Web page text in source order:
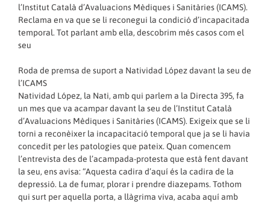
l’Institut Català d’Avaluacions Mèdiques i Sanitàries (ICAMS).
Reclama en va que se li reconegui la condició d’incapacitada
temporal. Tot parlant amb ella, descobrim més casos com el
seu
Roda de premsa de suport a Natividad López davant la seu de
l’ICAMS
Natividad López, la Nati, amb qui parlem a la Directa 395, fa
un mes que va acampar davant la seu de l’Institut Català
d’Avaluacions Mèdiques i Sanitàries (ICAMS). Exigeix que se li
torni a reconèixer la incapacitació temporal que ja se li havia
concedit per les patologies que pateix. Quan comencem
l’entrevista des de l’acampada-protesta que està fent davant
la seu, ens avisa: “Aquesta cadira d’aquí és la cadira de la
depressió. La de fumar, plorar i prendre diazepams. Tothom
qui surt per aquella porta, a llàgrima viva, acaba aquí amb